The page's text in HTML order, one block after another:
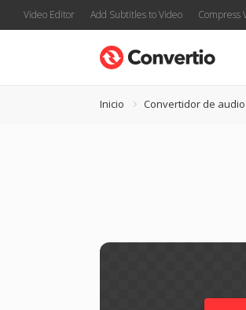
Video Editor Add Subtitles to Video Compress
Inicio Convertidor de audio